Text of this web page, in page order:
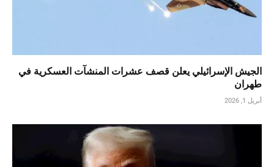
الجيش الإسرائيلي يعلن قصف عشرات المنشآت العسكرية في
طهران
أبريل 1, 2026